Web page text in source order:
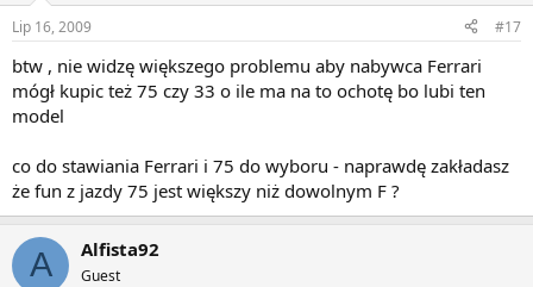
Lip 16, 2009 #17
btw , nie widzę większego problemu aby nabywca Ferrari
mógł kupic też 75 czy 33 o ile ma na to ochotę bo lubi ten
model
co do stawiania Ferrari i 75 do wyboru - naprawdę zakładasz
że fun z jazdy 75 jest większy niż dowolnym F ?
A Alfista92
Guest